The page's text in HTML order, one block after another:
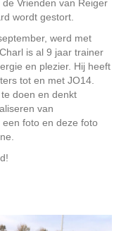
Vrienden van Reiger
wordt gestort.
werd met
is al 9 jaar trainer
en plezier. Hij heeft
tot en met JO14.
doen en denkt
van
foto en deze foto